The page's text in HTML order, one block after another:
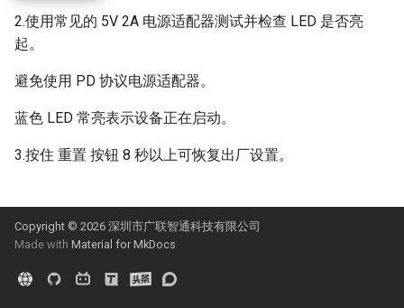
r
c
h
i
2.使用常见的 5V 2A 电源适配器测试并检查 LED 是否亮
起。
避免使用 PD 协议电源适配器。
蓝色 LED 常亮表示设备正在启动。
3.按住 重置 按钮 8 秒以上可恢复出厂设置。
Copyright © 2026 深圳市广联智通科技有限公司
Made with Material for MkDocs